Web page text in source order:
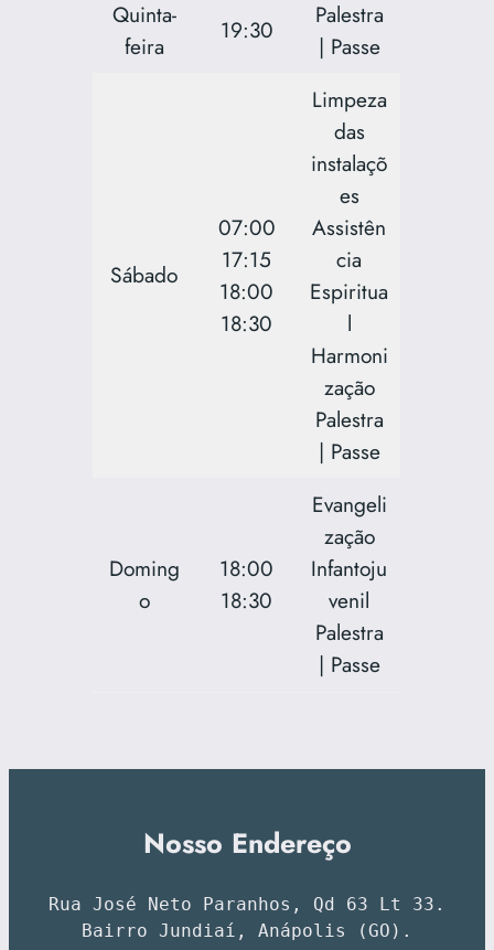
Quinta-
feira
19:30
Palestra
| Passe
Sábado
07:00
17:15
18:00
18:30
Limpeza
das
instalaçõ
es
Assistên
cia
Espiritua
l
Harmoni
zação
Palestra
| Passe
Doming
o
18:00
18:30
Evangeli
zação
Infantoju
venil
Palestra
| Passe
Nosso Endereço
Rua José Neto Paranhos, Qd 63 Lt 33.
Bairro Jundiaí, Anápolis (GO).